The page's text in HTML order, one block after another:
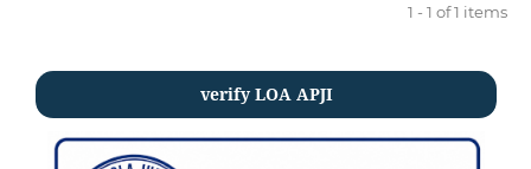
1 - 1 of 1 items
verify LOA APJI